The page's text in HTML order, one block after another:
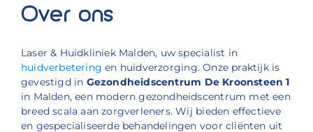
Over ons
Laser & Huidkliniek Malden, uw specialist in
huidverbetering en huidverzorging. Onze praktijk is
gevestigd in Gezondheidscentrum De Kroonsteen 1
in Malden, een modern gezondheidscentrum met een
breed scala aan zorgverleners. Wij bieden effectieve
en gespecialiseerde behandelingen voor cliënten uit